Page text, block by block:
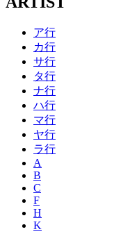
ア行
カ行
サ行
タ行
ナ行
ハ行
マ行
ヤ行
ラ行
A
B
C
F
H
K